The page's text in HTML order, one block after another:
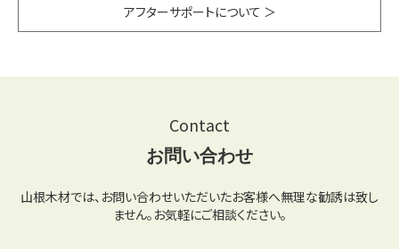
アフターサポートについて ＞
Contact
お問い合わせ
山根木材では、お問い合わせいただいたお客様へ無理な勧誘は致し
ません。お気軽にご相談ください。